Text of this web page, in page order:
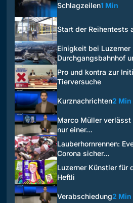
Schlagzeilen1 Min
Start der Reihentests
Einigkeit bei Luzerner
Durchgangsbahnhof
Pro und kontra zur
Tierversuche
Kurznachrichten2 Min
Marco Müller verlässt
nur einer…
Lauberhornrennen:
Corona sicher…
Luzerner Künstler für
Heftli
Verabschiedung2 Min